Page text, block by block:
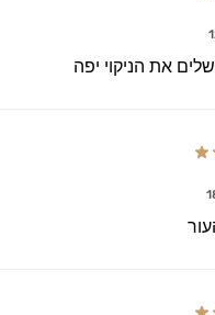
את הניקוי יפה